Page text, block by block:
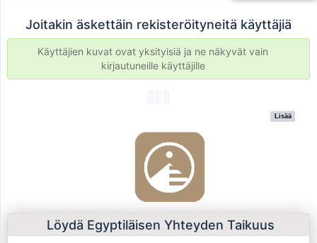
Joitakin äskettäin rekisteröityneitä käyttäjiä
Käyttäjien kuvat ovat yksityisiä ja ne näkyvät vain
kirjautuneille käyttäjille
Lisää
Löydä Egyptiläisen Yhteyden Taikuus